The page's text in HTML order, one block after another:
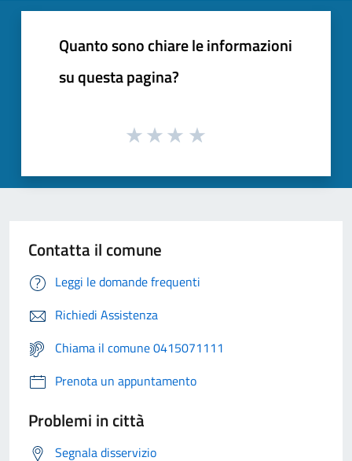
Quanto sono chiare le informazioni
su questa pagina?
Contatta il comune
Leggi le domande frequenti
Richiedi Assistenza
Chiama il comune 0415071111
Prenota un appuntamento
Problemi in città
Segnala disservizio